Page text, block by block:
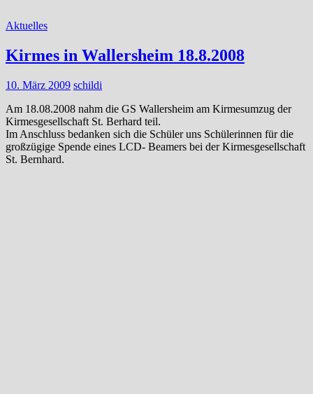
Aktuelles
Kirmes in Wallersheim 18.8.2008
10. März 2009 schildi
Am 18.08.2008 nahm die GS Wallersheim am Kirmesumzug der
Kirmesgesellschaft St. Berhard teil.
Im Anschluss bedanken sich die Schüler uns Schülerinnen für die
großzügige Spende eines LCD- Beamers bei der Kirmesgesellschaft
St. Bernhard.